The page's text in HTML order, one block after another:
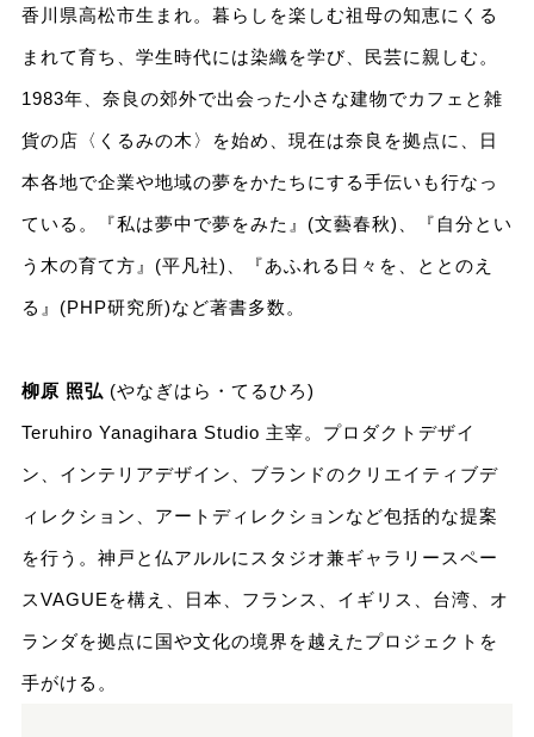
香川県高松市生まれ。暮らしを楽しむ祖母の知恵にくる
まれて育ち、学生時代には染織を学び、民芸に親しむ。
1983年、奈良の郊外で出会った小さな建物でカフェと雑
貨の店〈くるみの木〉を始め、現在は奈良を拠点に、日
本各地で企業や地域の夢をかたちにする手伝いも行なっ
ている。『私は夢中で夢をみた』(文藝春秋)、『自分とい
う木の育て方』(平凡社)、『あふれる日々を、ととのえ
る』(PHP研究所)など著書多数。
柳原 照弘 (やなぎはら・てるひろ)
Teruhiro Yanagihara Studio 主宰。プロダクトデザイ
ン、インテリアデザイン、ブランドのクリエイティブデ
ィレクション、アートディレクションなど包括的な提案
を行う。神戸と仏アルルにスタジオ兼ギャラリースペー
スVAGUEを構え、日本、フランス、イギリス、台湾、オ
ランダを拠点に国や文化の境界を越えたプロジェクトを
手がける。